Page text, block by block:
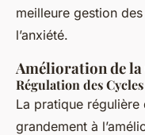
meilleure gestion
l’anxiété.
Amélioration de
Régulation des
La pratique
grandement à